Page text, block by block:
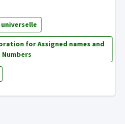
for Assigned names and
Numbers